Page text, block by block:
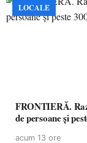
LOCALE
FRONTIERĂ.
de persoane și
acum 13 ore